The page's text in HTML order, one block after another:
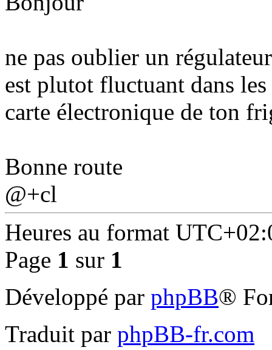
ne pas oublier un
est plutot fluctuant dans
carte électronique de ton
Bonne route
@+cl
Heures au format
Page 1 sur 1
Développé par phpBB®
Traduit par phpBB-fr.com